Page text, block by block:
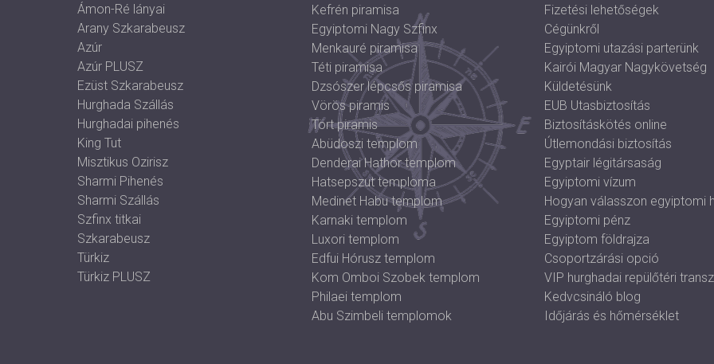
Ámon-Ré lányai
Arany Szkarabeusz
Azúr
Azúr PLUSZ
Ezüst Szkarabeusz
Hurghada Szállás
Hurghadai pihenés
King Tut
Misztikus Ozirisz
Sharmi Pihenés
Sharmi Szállás
Szfinx titkai
Szkarabeusz
Türkiz
Türkiz PLUSZ
Kefrén piramisa
Egyiptomi Nagy Szfinx
Menkauré piramisa
Téti piramisa
Dzsószer lépcsős piramisa
Vörös piramis
Tört piramis
Abüdoszi templom
Denderai Hathor templom
Hatsepszut temploma
Medinet Habu templom
Karnaki templom
Luxori templom
Edfui Hórusz templom
Kom Omboi Szobek templom
Philaei templom
Abu Szimbeli templomok
Fizetési lehetőségek
Cégünkről
Egyiptomi utazási parterünk
Kairói Magyar Nagykövetség
Küldetésünk
EUB Utasbiztosítás
Biztosításkötés online
Útlemondási biztosítás
Egyptair légitársaság
Egyiptomi vízum
Hogyan válasszon egyiptomi
Egyiptomi pénz
Egyiptom földrajza
Csoportzárási opció
VIP hurghadai repülőtéri
Kedvcsináló blog
Időjárás és hőmérséklet